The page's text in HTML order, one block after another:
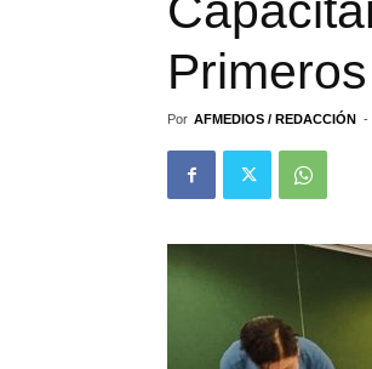
Por AFMEDIOS / REDACCIÓN -